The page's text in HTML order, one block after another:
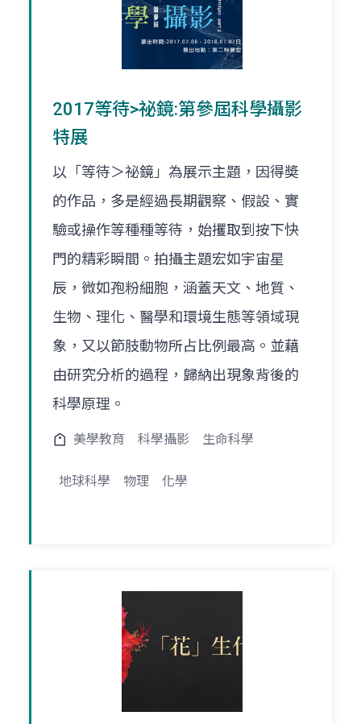
2017等待>祕鏡:第參屆科學攝影
特展
以「等待＞祕鏡」為展示主題，因得奬
的作品，多是經過長期觀察、假設、實
驗或操作等種種等待，始攫取到按下快
門的精彩瞬間。拍攝主題宏如宇宙星
辰，微如孢粉細胞，涵蓋天文、地質、
生物、理化、醫學和環境生態等領域現
象，又以節肢動物所占比例最高。並藉
由研究分析的過程，歸納出現象背後的
科學原理。
美學教育 科學攝影 生命科學
地球科學 物理 化學